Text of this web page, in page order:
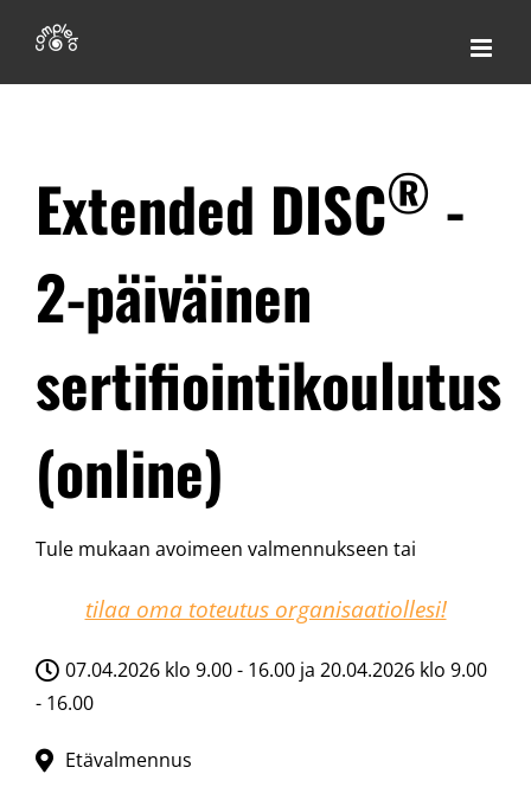
content
Extended DISC® -
2-päiväinen
sertifiointikoulutus
(online)
Tule mukaan avoimeen valmennukseen tai
tilaa oma toteutus organisaatiollesi!
07.04.2026 klo 9.00 - 16.00 ja 20.04.2026 klo 9.00
- 16.00
Etävalmennus